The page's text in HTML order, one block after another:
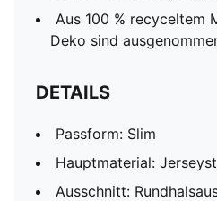
Aus 100 % recyceltem
Deko sind
DETAILS
Passform: Slim
Hauptmaterial:
Ausschnitt: